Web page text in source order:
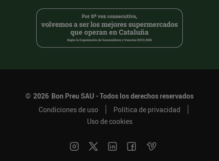
© 2026 Bon Preu SAU - Todos los derechos reservados
Condiciones de uso
Política de privacidad
Uso de cookies